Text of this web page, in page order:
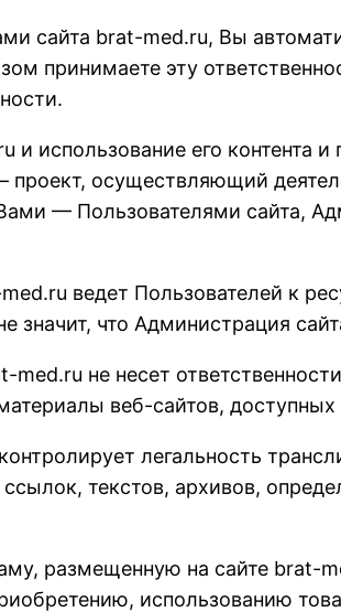
сайта brat-med.ru, Вы
принимаете эту
и использование его
осуществляющий
— Пользователями сайта,
ведет Пользователей к
значит, что Администрация
не несет
веб-сайтов,
легальность
текстов, архивов,
размещенную на сайте
использованию